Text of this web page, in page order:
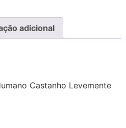
adicional
Castanho Levemente